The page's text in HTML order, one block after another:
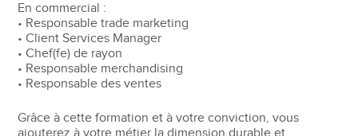
En commercial :
• Responsable trade marketing
• Client Services Manager
• Chef(fe) de rayon
• Responsable merchandising
• Responsable des ventes
Grâce à cette formation et à votre conviction, vous